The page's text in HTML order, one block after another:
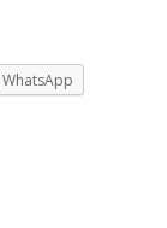
WhatsApp